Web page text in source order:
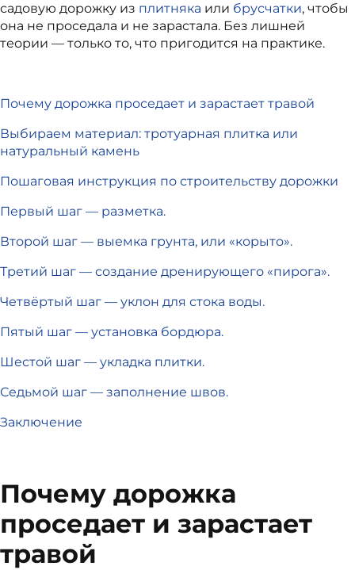
садовую дорожку из плитняка или брусчатки, чтобы
она не проседала и не зарастала. Без лишней
теории — только то, что пригодится на практике.
Почему дорожка проседает и зарастает травой
Выбираем материал: тротуарная плитка или
натуральный камень
Пошаговая инструкция по строительству дорожки
Первый шаг — разметка.
Второй шаг — выемка грунта, или «корыто».
Третий шаг — создание дренирующего «пирога».
Четвёртый шаг — уклон для стока воды.
Пятый шаг — установка бордюра.
Шестой шаг — укладка плитки.
Седьмой шаг — заполнение швов.
Заключение
Почему дорожка
проседает и зарастает
травой